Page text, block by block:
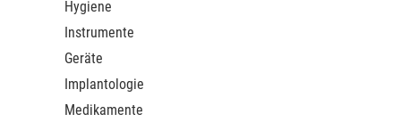
Hygiene
Instrumente
Geräte
Implantologie
Medikamente